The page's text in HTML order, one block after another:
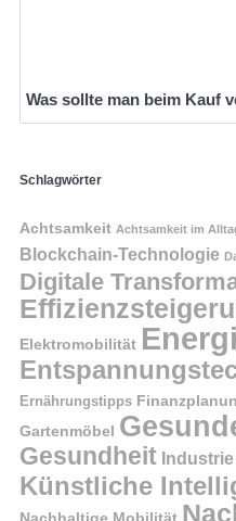
Was sollte man beim Kauf
Schlagwörter
Achtsamkeit Achtsamkeit im
Blockchain-Technologie
Digitale
Elektromobilität
Ernährungstipps
Gartenmöbel
Gesundheit Industrie
Künstliche